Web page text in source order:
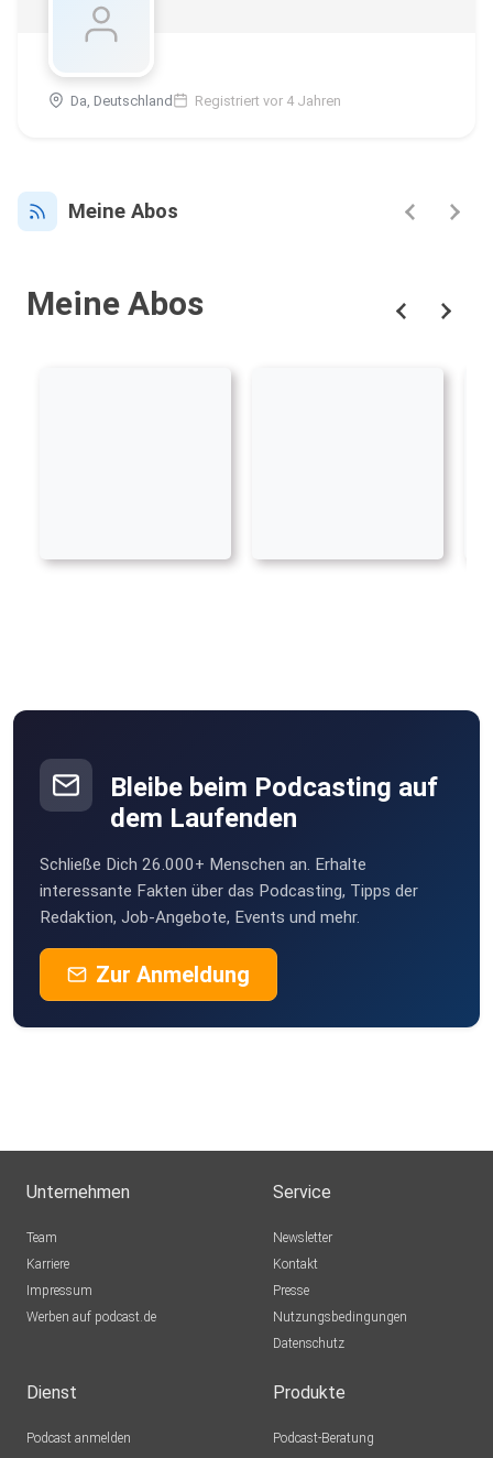
Da, Deutschland Registriert vor 4 Jahren
Meine Abos
Meine Abos
Bleibe beim Podcasting auf
dem Laufenden
Schließe Dich 26.000+ Menschen an. Erhalte
interessante Fakten über das Podcasting, Tipps der
Redaktion, Job-Angebote, Events und mehr.
Zur Anmeldung
Unternehmen
Team
Karriere
Impressum
Werben auf podcast.de
Service
Newsletter
Kontakt
Presse
Nutzungsbedingungen
Datenschutz
Dienst
Podcast anmelden
Produkte
Podcast-Beratung